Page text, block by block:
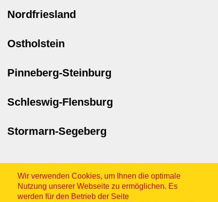
Nordfriesland
Ostholstein
Pinneberg-Steinburg
Schleswig-Flensburg
Stormarn-Segeberg
Wir verwenden Cookies, um Ihnen die optimale
Nutzung unserer Webseite zu ermöglichen. Es
werden für den Betrieb der Seite